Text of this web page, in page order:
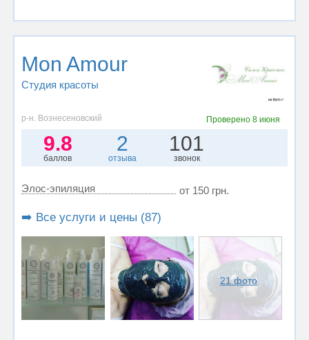
Mon Amour
Студия красоты
р-н. Вознесеновский Проверено8 июня
9.8
баллов
2
отзыва
101
звонок
Элос-эпиляция от 150 грн.
➡️ Все услуги и цены (87)
21 фото